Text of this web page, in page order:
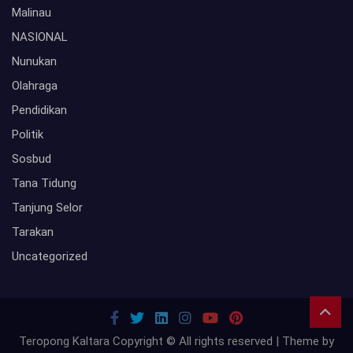
Malinau
NASIONAL
Nunukan
Olahraga
Pendidikan
Politik
Sosbud
Tana Tidung
Tanjung Selor
Tarakan
Uncategorized
Teropong Kaltara Copyright © All rights reserved | Theme by